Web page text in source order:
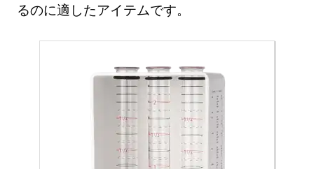
るのに適したアイテムです。